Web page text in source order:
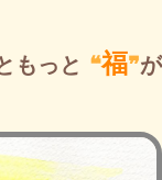
もっと ❝福❞が